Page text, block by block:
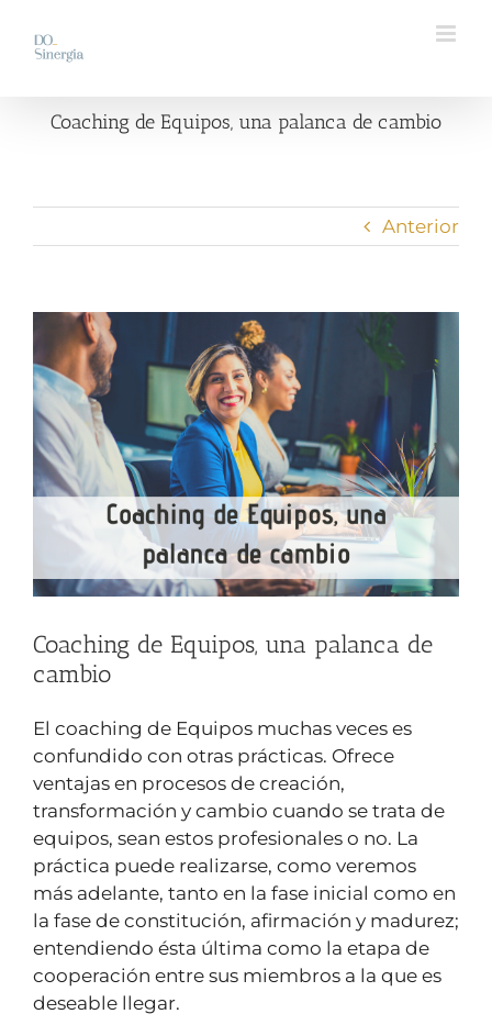
contenido
Coaching de Equipos, una palanca de cambio
Anterior
imagen
más
grande
Coaching de Equipos, una palanca de
cambio
El coaching de Equipos muchas veces es
confundido con otras prácticas. Ofrece
ventajas en procesos de creación,
transformación y cambio cuando se trata de
equipos, sean estos profesionales o no. La
práctica puede realizarse, como veremos
más adelante, tanto en la fase inicial como en
la fase de constitución, afirmación y madurez;
entendiendo ésta última como la etapa de
cooperación entre sus miembros a la que es
deseable llegar.